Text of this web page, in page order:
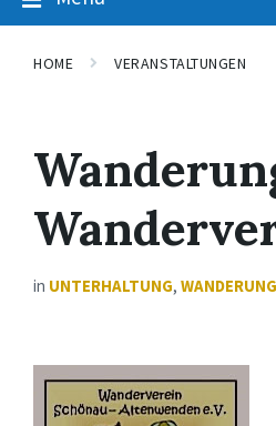
HOME VERANSTALTUNGEN
in UNTERHALTUNG, WANDERUNG